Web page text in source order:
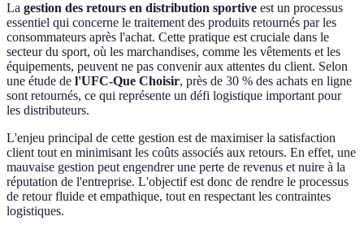
La gestion des retours en distribution sportive est un processus
essentiel qui concerne le traitement des produits retournés par les
consommateurs après l'achat. Cette pratique est cruciale dans le
secteur du sport, où les marchandises, comme les vêtements et les
équipements, peuvent ne pas convenir aux attentes du client. Selon
une étude de l'UFC-Que Choisir, près de 30 % des achats en ligne
sont retournés, ce qui représente un défi logistique important pour
les distributeurs.
L'enjeu principal de cette gestion est de maximiser la satisfaction
client tout en minimisant les coûts associés aux retours. En effet, une
mauvaise gestion peut engendrer une perte de revenus et nuire à la
réputation de l'entreprise. L'objectif est donc de rendre le processus
de retour fluide et empathique, tout en respectant les contraintes
logistiques.